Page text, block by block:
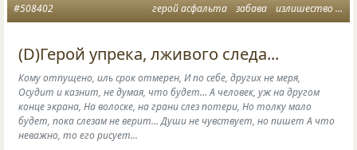
герой асфальта забава излишество
#508402
(D)Герой упрека, лживого следа...
Кому отпущено, иль срок отмерен, И по себе, других не меря,
Осудит и казнит, не думая, что будет… А человек, уж на другом
конце экрана, На волоске, на грани слез потери, Но толку мало
будет, пока слезам не верит… Души не чувствует, но пишет А что
неважно, то его рисует...